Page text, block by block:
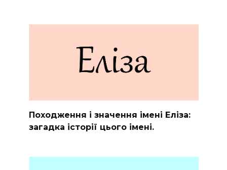
Походження і значення імені Еліза:
загадка історії цього імені.